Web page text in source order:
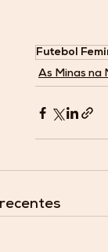
Futebol
As Minas na